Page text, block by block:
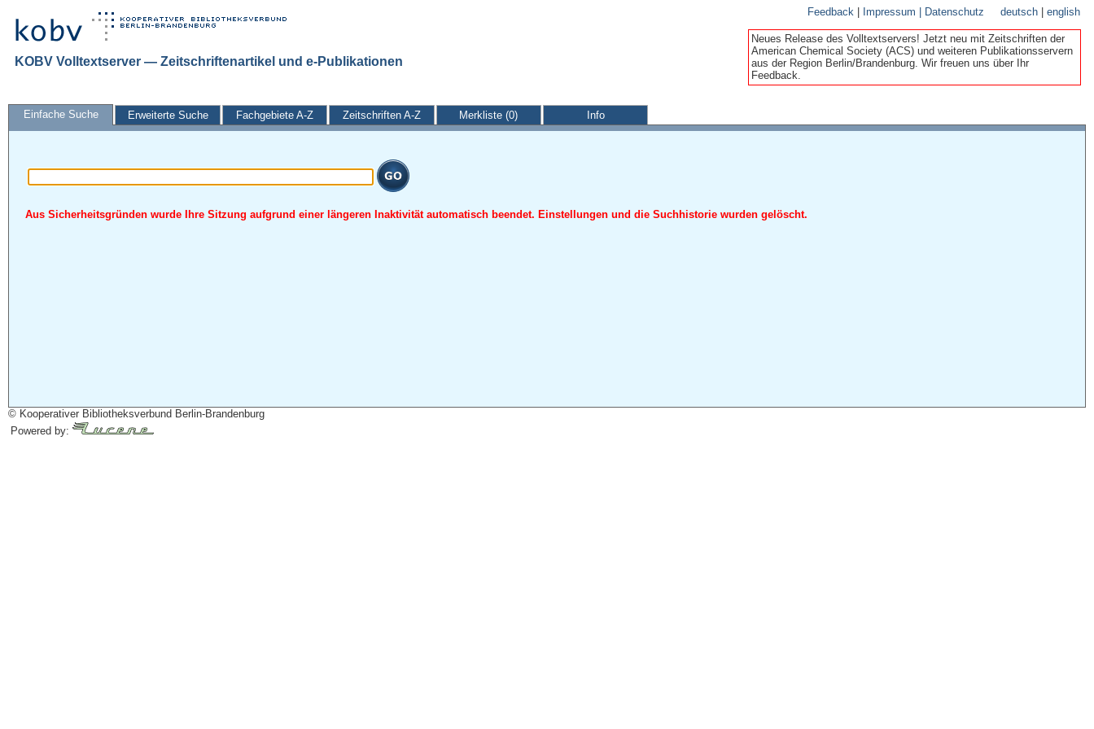
Feedback Impressum | Datenschutz deutsch |english
KOBV Volltextserver — Zeitschriftenartikel und e-Publikationen
Neues Release des Volltextservers! Jetzt neu mit Zeitschriften der
American Chemical Society (ACS) und weiteren Publikationsservern
aus der Region Berlin/Brandenburg. Wir freuen uns über Ihr
Feedback.
Einfache Suche Erweiterte Suche Fachgebiete A-Z Zeitschriften A-Z Merkliste (0) Info
Aus Sicherheitsgründen wurde Ihre Sitzung aufgrund einer längeren Inaktivität automatisch beendet. Einstellungen und die Suchhistorie wurden gelöscht.
© Kooperativer Bibliotheksverbund Berlin-Brandenburg
Powered by: